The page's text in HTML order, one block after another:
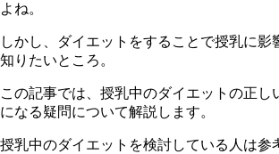
よね。
しかし、ダイエットをすることで授乳に影
知りたいところ。
この記事では、授乳中のダイエットの正し
になる疑問について解説します。
授乳中のダイエットを検討している人は参